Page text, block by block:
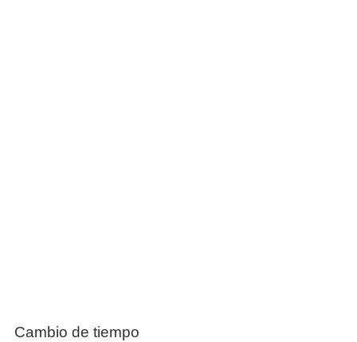
Cambio de tiempo